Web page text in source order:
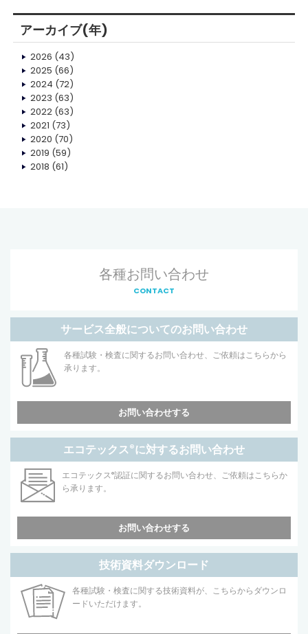
アーカイブ(年)
2026 (43)
2025 (66)
2024 (72)
2023 (63)
2022(63)
2021 (73)
2020 (70)
2019 (59)
2018 (61)
各種お問い合わせ
CONTACT
サービス全般についてのお問い合わせ
各種試験・検査に関するお問い合わせ、ご依頼はこちらから
承ります。
お問い合わせする
エコテックス®に対するお問い合わせ
エコテックス®認証に関するお問い合わせ、ご依頼はこちらか
ら承ります。
お問い合わせする
技術資料ダウンロード
各種試験・検査に関する技術資料が、こちらからダウンロ
ードいただけます。